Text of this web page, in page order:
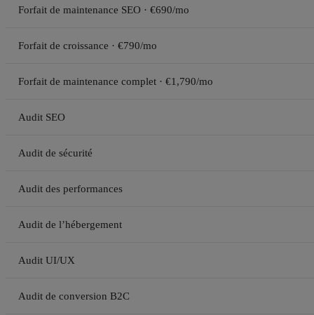
Forfait de maintenance SEO · €690/mo
Forfait de croissance · €790/mo
Forfait de maintenance complet · €1,790/mo
Audit SEO
Audit de sécurité
Audit des performances
Audit de l’hébergement
Audit UI/UX
Audit de conversion B2C